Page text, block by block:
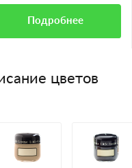
Подробнее
цветов